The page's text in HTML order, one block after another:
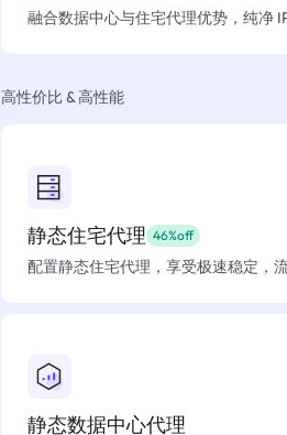
融合数据中心与住宅代理优势，纯净
高性价比 & 高性能
静态住宅代理 46%off
配置静态住宅代理，享受极速稳定，
静态数据中心代理